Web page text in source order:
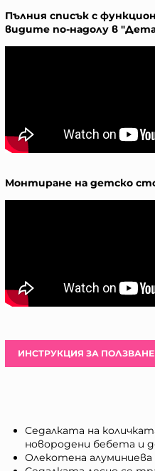
Пълния списък с
видите по-надолу в
Монтиране на детско
ИНСТРУКЦИЯ ЗА ПОЛЗВАНЕ
Седалката на
новородени бебета и
Олекотена алуминиева